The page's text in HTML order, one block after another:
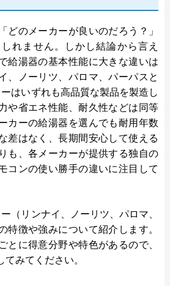
どのメーカーが良いのだろう？」
れません。しかし結論から言え
給湯器の基本性能に大きな違いは
、ノーリツ、パロマ、パーパスと
はいずれも高品質な製品を製造し
や省エネ性能、耐久性などは同等
カーの給湯器を選んでも耐用年数
差はなく、長期間安心して使える
も、各メーカーが提供する独自の
コンの使い勝手の違いに注目して
（リンナイ、ノーリツ、パロマ、
特徴や強みについて紹介します。
とに得意分野や特色があるので、
みてください。